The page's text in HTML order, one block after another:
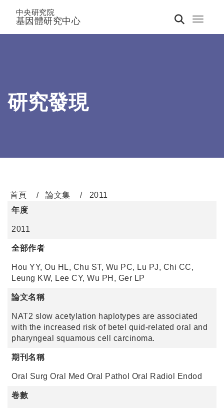
Toggle
中央研究院
基因體研究中心
研究發現
首頁 論文集
2011
年度
2011
全部作者
Hou YY, Ou HL, Chu ST, Wu PC, Lu PJ, Chi CC,
Leung KW, Lee CY, Wu PH, Ger LP
論文名稱
NAT2 slow acetylation haplotypes are associated
with the increased risk of betel quid-related oral and
pharyngeal squamous cell carcinoma.
期刊名稱
Oral Surg Oral Med Oral Pathol Oral Radiol Endod
卷數